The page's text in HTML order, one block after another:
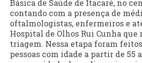
Básica de Saúde de Itacaré, no
contando com a presença de
oftalmologistas, enfermeiros e
Hospital de Olhos Rui Cunha que
triagem. Nessa etapa foram
pessoas com idade a partir de 55